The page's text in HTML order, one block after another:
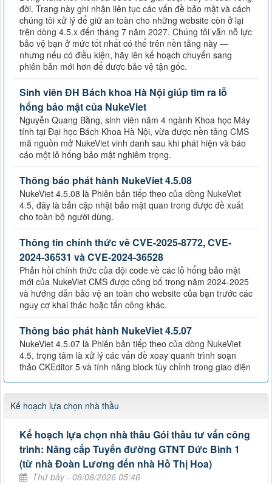
đời. Trang này ghi nhận liên tục các vấn đề bảo mật và cách
chúng tôi xử lý để giữ an toàn cho những website còn ở lại
trên dòng 4.5.x đến tháng 7 năm 2027. Chúng tôi vẫn nỗ lực
bảo vệ bạn ở mức tốt nhất có thể trên nền tảng này —
nhưng nếu có điều kiện, hãy lên kế hoạch chuyển sang
phiên bản mới hơn để được bảo vệ tận gốc.
Sinh viên ĐH Bách khoa Hà Nội giúp tìm ra lỗ
hổng bảo mật của NukeViet
Nguyễn Quang Bằng, sinh viên năm 4 ngành Khoa học Máy
tính tại Đại học Bách Khoa Hà Nội, vừa được nền tảng CMS
mã nguồn mở NukeViet vinh danh sau khi phát hiện và báo
cáo một lỗ hổng bảo mật nghiêm trọng.
Thông báo phát hành NukeViet 4.5.08
NukeViet 4.5.08 là Phiên bản tiếp theo của dòng NukeViet
4.5, đây là bản cập nhật bảo mật quan trong được đề xuất
cho toàn bộ người dùng.
Thông tin chính thức về CVE-2025-8772, CVE-
2024-36531 và CVE-2024-36528
Phản hồi chính thức của đội code về các lỗ hổng bảo mật
mới của NukeViet CMS được công bố trong năm 2024-2025
và hướng dẫn bảo vệ an toàn cho website của bạn trước các
nguy cơ khai thác hoặc tấn công khác.
Thông báo phát hành NukeViet 4.5.07
NukeViet 4.5.07 là Phiên bản tiếp theo của dòng NukeViet
4.5, trọng tâm là xử lý các vấn đề xoay quanh trình soạn
thảo CKEditor 5 và tính năng block tùy chỉnh trong giao diện
Kế hoạch lựa chọn nhà thầu
Kế hoạch lựa chọn nhà thầu Gói thầu tư vấn công
trình: Nâng cấp Tuyến đường GTNT Đức Bình 1
(từ nhà Đoàn Lương đến nhà Hồ Thị Hoa)
Thứ bảy - 08/08/2026 05:46